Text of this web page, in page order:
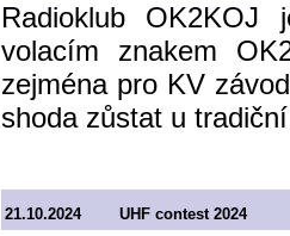
Radioklub OK2KOJ
volacím znakem
zejména pro KV
shoda zůstat u
21.10.2024 UHF contest 2024